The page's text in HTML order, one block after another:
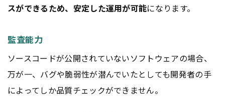
スができるため、安定した運用が可能になります。
監査能力
ソースコードが公開されていないソフトウェアの場合、
万が一、バグや脆弱性が潜んでいたとしても開発者の手
によってしか品質チェックができません。